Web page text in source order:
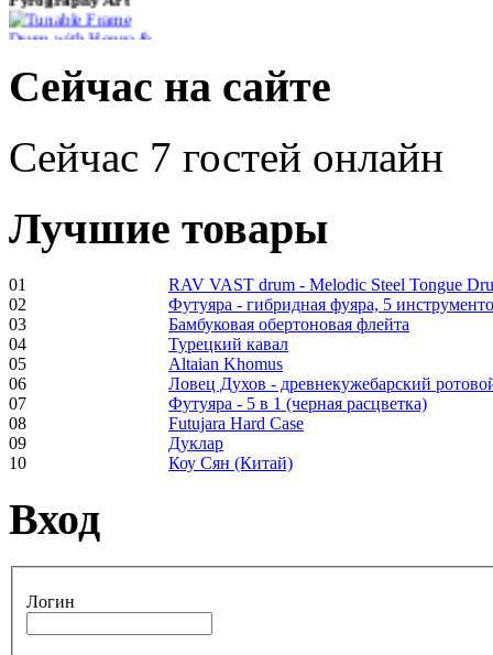
Shaman Drum
€250.00
Frame and Shaman
Drum "Master of
Animals", tunable,
with Henna
€530.00
pyrography art
€880.00
Сейчас на сайте
Сейчас 7 гостей онлайн
Лучшие товары
01
RAV VAST drum - Melodic Steel Tongue
02
Футуяра - гибридная фуяра, 5
03
Бамбуковая обертоновая флейта
04
Турецкий кавал
05
Altaian Khomus
06
Ловец Духов - древнекужебарский
07
Футуяра - 5 в 1 (черная расцветка)
08
Futujara Hard Case
09
Дуклар
10
Коу Сян (Китай)
Вход
Логин